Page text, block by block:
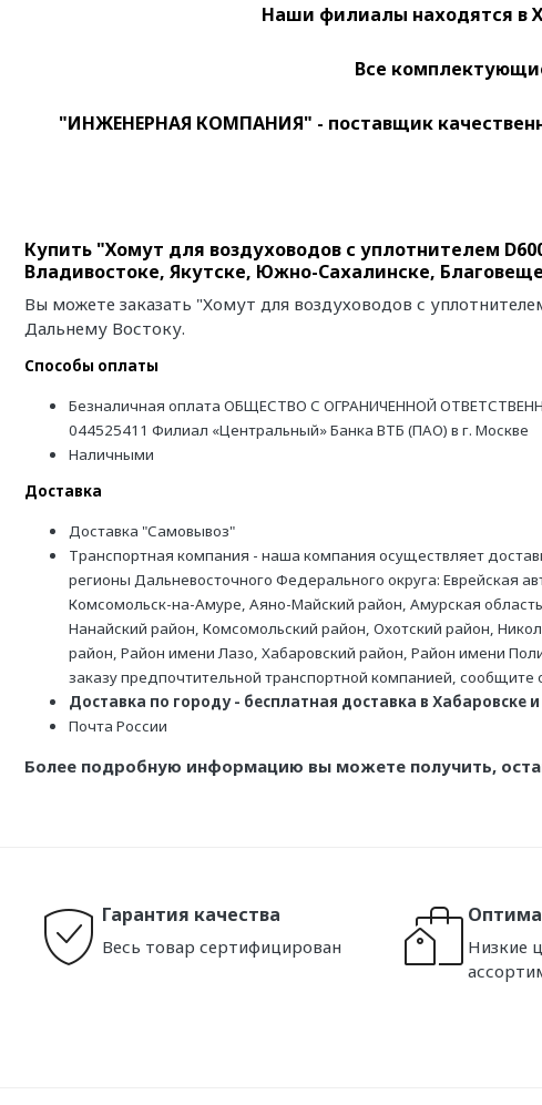
Наши филиалы находятся в
Все
"ИНЖЕНЕРНАЯ КОМПАНИЯ" - поставщик
Купить "Хомут для воздуховодов с уплотнителем
Владивостоке, Якутске, Южно-Сахалинске,
Вы можете заказать "Хомут для воздуховодов с
Дальнему Востоку.
Способы оплаты
Безналичная оплата ОБЩЕСТВО С ОГРАНИЧЕННОЙ
044525411 Филиал «Центральный» Банка ВТБ (ПАО) в г. Москве
Наличными
Доставка
Доставка "Самовывоз"
Транспортная компания - наша компания осуществляет
регионы Дальневосточного Федерального округа: Еврейская
Комсомольск-на-Амуре, Аяно-Майский район, Амурская
Нанайский район, Комсомольский район, Охотский район,
район, Район имени Лазо, Хабаровский район, Район имени
заказу предпочтительной транспортной компанией,
Доставка по городу - бесплатная доставка в Хабаровске
Почта России
Более подробную информацию вы можете получить,
Гарантия качества
Весь товар сертифицирован
Низкие